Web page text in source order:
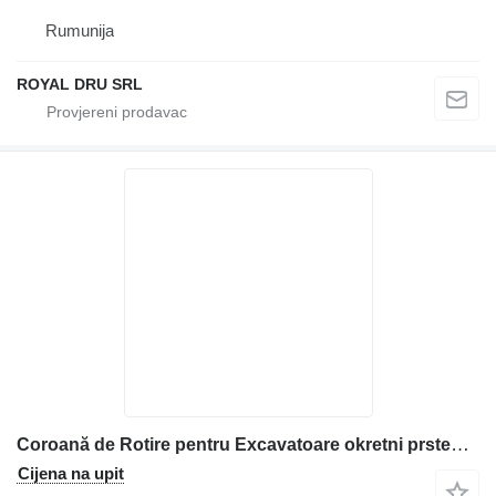
Rumunija
ROYAL DRU SRL
Coroană de Rotire pentru Excavatoare okretni prsten za Liebherr R912, R924, R934 etc građevinske mašine
Cijena na upit